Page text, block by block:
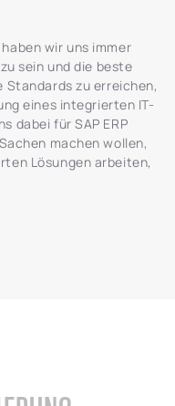
wir uns immer
sein und die beste
zu erreichen,
eines integrierten IT-
dabei für SAP ERP
machen wollen,
Lösungen arbeiten,